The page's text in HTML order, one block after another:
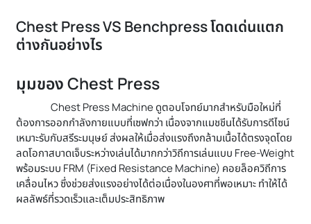
Chest Press VS Benchpress โดดเด่นแตก
ต่างกันอย่างไร
มุมของ Chest Press
Chest Press Machine ดูตอบโจทย์มากสำหรับมือใหม่ที่
ต้องการออกกำลังกายแบบที่เซฟกว่า เนื่องจากแมชชีนได้รับการดีไซน์
เหมาะรับกับสรีระมนุษย์ ส่งผลให้เมื่อส่งแรงถึงกล้ามเนื้อได้ตรงจุดโดย
ลดโอกาสบาดเจ็บระหว่างเล่นได้มากกว่าวิถีการเล่นแบบ Free-Weight
พร้อมระบบ FRM (Fixed Resistance Machine) คอยล็อควิถีการ
เคลื่อนไหว ซึ่งช่วยส่งแรงอย่างได้ต่อเนื่องในองศาที่พอเหมาะ ทำให้ได้
ผลลัพธ์ที่รวดเร็วและเต็มประสิทธิภาพ